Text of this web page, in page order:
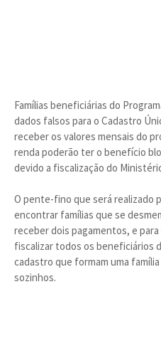
Famílias beneficiárias do
dados falsos para o Cadastro
receber os valores mensais do
renda poderão ter o benefício
devido a fiscalização do
O pente-fino que será realizado
encontrar famílias que se
receber dois pagamentos, e
fiscalizar todos os beneficiários
cadastro que formam uma
sozinhos.